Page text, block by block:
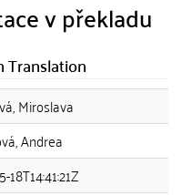
v překladu
Translation
Miroslava
Andrea
18T14:41:21Z